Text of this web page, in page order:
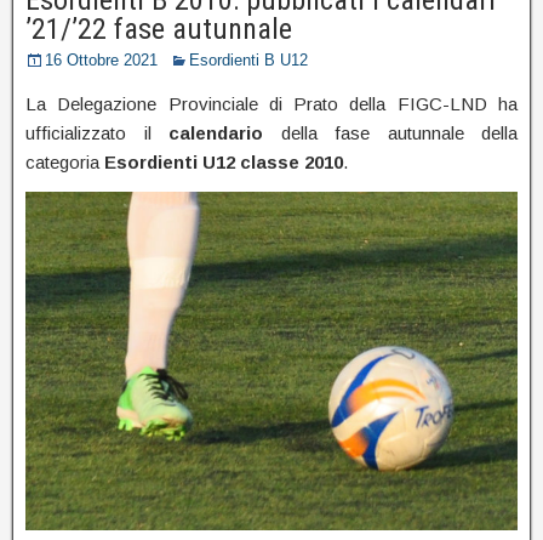
’21/’22 fase autunnale
16 Ottobre 2021 Esordienti B U12
La Delegazione Provinciale di Prato della FIGC-LND ha
ufficializzato il calendario della fase autunnale della
categoria Esordienti U12 classe 2010.